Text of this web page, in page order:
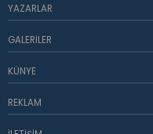
YAZARLAR
GALERILER
KÜNYE
REKLAM